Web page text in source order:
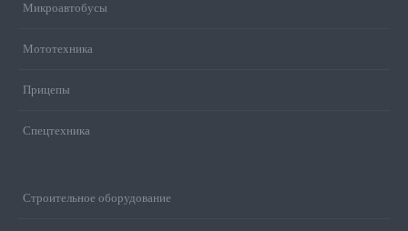
Микроавтобусы
Мототехника
Прицепы
Спецтехника
Строительное оборудование